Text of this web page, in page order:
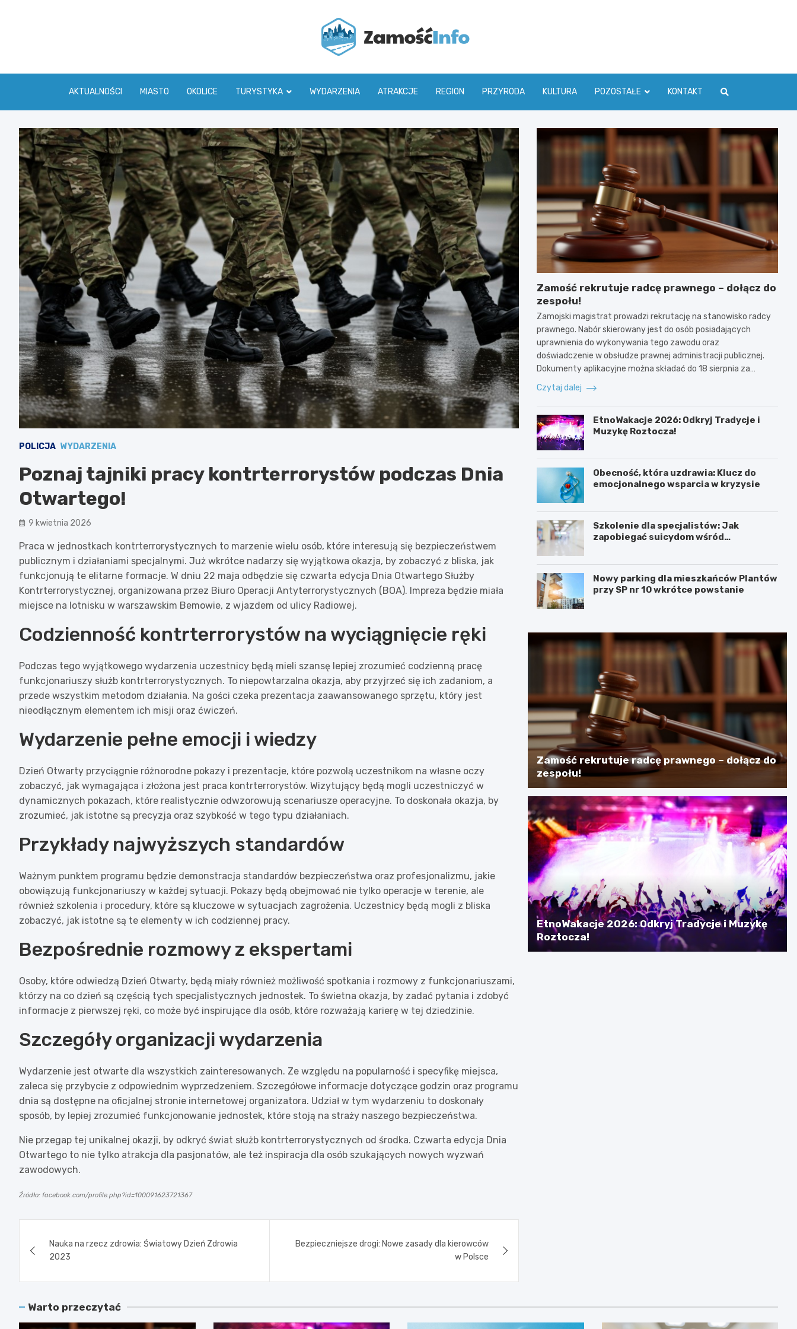
AKTUALNOŚCI MIASTO OKOLICE TURYSTYKA WYDARZENIA ATRAKCJE REGION PRZYRODA KULTURA POZOSTAŁE KONTAKT
POLICJA WYDARZENIA
Poznaj tajniki pracy kontrterrorystów podczas Dnia
Otwartego!
9 kwietnia 2026
Praca w jednostkach kontrterrorystycznych to marzenie wielu osób, które interesują się bezpieczeństwem
publicznym i działaniami specjalnymi. Już wkrótce nadarzy się wyjątkowa okazja, by zobaczyć z bliska, jak
funkcjonują te elitarne formacje. W dniu 22 maja odbędzie się czwarta edycja Dnia Otwartego Służby
Kontrterrorystycznej, organizowana przez Biuro Operacji Antyterrorystycznych (BOA). Impreza będzie miała
miejsce na lotnisku w warszawskim Bemowie, z wjazdem od ulicy Radiowej.
Codzienność kontrterrorystów na wyciągnięcie ręki
Podczas tego wyjątkowego wydarzenia uczestnicy będą mieli szansę lepiej zrozumieć codzienną pracę
funkcjonariuszy służb kontrterrorystycznych. To niepowtarzalna okazja, aby przyjrzeć się ich zadaniom, a
przede wszystkim metodom działania. Na gości czeka prezentacja zaawansowanego sprzętu, który jest
nieodłącznym elementem ich misji oraz ćwiczeń.
Wydarzenie pełne emocji i wiedzy
Dzień Otwarty przyciągnie różnorodne pokazy i prezentacje, które pozwolą uczestnikom na własne oczy
zobaczyć, jak wymagająca i złożona jest praca kontrterrorystów. Wizytujący będą mogli uczestniczyć w
dynamicznych pokazach, które realistycznie odwzorowują scenariusze operacyjne. To doskonała okazja, by
zrozumieć, jak istotne są precyzja oraz szybkość w tego typu działaniach.
Przykłady najwyższych standardów
Ważnym punktem programu będzie demonstracja standardów bezpieczeństwa oraz profesjonalizmu, jakie
obowiązują funkcjonariuszy w każdej sytuacji. Pokazy będą obejmować nie tylko operacje w terenie, ale
również szkolenia i procedury, które są kluczowe w sytuacjach zagrożenia. Uczestnicy będą mogli z bliska
zobaczyć, jak istotne są te elementy w ich codziennej pracy.
Bezpośrednie rozmowy z ekspertami
Osoby, które odwiedzą Dzień Otwarty, będą miały również możliwość spotkania i rozmowy z funkcjonariuszami,
którzy na co dzień są częścią tych specjalistycznych jednostek. To świetna okazja, by zadać pytania i zdobyć
informacje z pierwszej ręki, co może być inspirujące dla osób, które rozważają karierę w tej dziedzinie.
Szczegóły organizacji wydarzenia
Wydarzenie jest otwarte dla wszystkich zainteresowanych. Ze względu na popularność i specyfikę miejsca,
zaleca się przybycie z odpowiednim wyprzedzeniem. Szczegółowe informacje dotyczące godzin oraz programu
dnia są dostępne na oficjalnej stronie internetowej organizatora. Udział w tym wydarzeniu to doskonały
sposób, by lepiej zrozumieć funkcjonowanie jednostek, które stoją na straży naszego bezpieczeństwa.
Nie przegap tej unikalnej okazji, by odkryć świat służb kontrterrorystycznych od środka. Czwarta edycja Dnia
Otwartego to nie tylko atrakcja dla pasjonatów, ale też inspiracja dla osób szukających nowych wyzwań
zawodowych.
Źródło: facebook.com/profile.php?id=100091623721367
wpisuNauka na rzecz zdrowia: Światowy Dzień Zdrowia
2023
Bezpieczniejsze drogi: Nowe zasady dla kierowców
w Polsce
Zamość rekrutuje radcę prawnego – dołącz do
zespołu!
Zamojski magistrat prowadzi rekrutację na stanowisko radcy
prawnego. Nabór skierowany jest do osób posiadających
uprawnienia do wykonywania tego zawodu oraz
doświadczenie w obsłudze prawnej administracji publicznej.
Dokumenty aplikacyjne można składać do 18 sierpnia za…
Czytaj dalej
EtnoWakacje 2026: Odkryj Tradycje i
Muzykę Roztocza!
Obecność, która uzdrawia: Klucz do
emocjonalnego wsparcia w kryzysie
Szkolenie dla specjalistów: Jak
zapobiegać suicydom wśród
Nowy parking dla mieszkańców Plantów
przy SP nr 10 wkrótce powstanie
Zamość rekrutuje radcę prawnego – dołącz do
zespołu!
EtnoWakacje 2026: Odkryj Tradycje i Muzykę
Roztocza!
Warto przeczytać